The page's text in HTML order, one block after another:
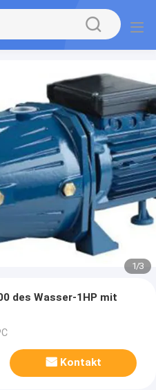
1/3
des Wasser-1HP mit
Kontakt